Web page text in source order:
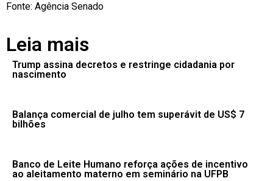
Fonte: Agência Senado
Leia mais
Trump assina decretos e restringe cidadania por
nascimento
Balança comercial de julho tem superávit de US$ 7
bilhões
Banco de Leite Humano reforça ações de incentivo
ao aleitamento materno em seminário na UFPB